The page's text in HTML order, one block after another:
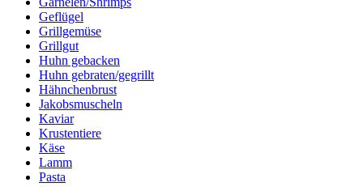
Geflügel
Grillgemüse
Grillgut
Huhn gebacken
Huhn gebraten/gegrillt
Hähnchenbrust
Jakobsmuscheln
Kaviar
Krustentiere
Käse
Lamm
Pasta